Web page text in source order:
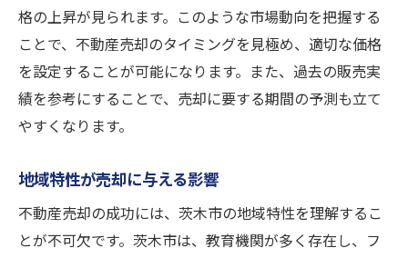
格の上昇が見られます。このような市場動向を把握する
ことで、不動産売却のタイミングを見極め、適切な価格
を設定することが可能になります。また、過去の販売実
績を参考にすることで、売却に要する期間の予測も立て
やすくなります。
地域特性が売却に与える影響
不動産売却の成功には、茨木市の地域特性を理解するこ
とが不可欠です。茨木市は、教育機関が多く存在し、フ